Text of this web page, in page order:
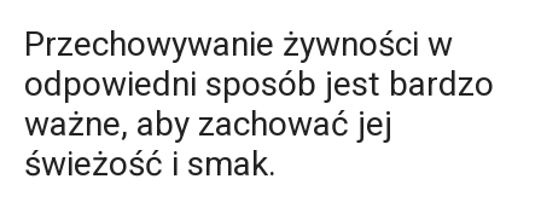
Przechowywanie żywności w
odpowiedni sposób jest bardzo
ważne, aby zachować jej
świeżość i smak.